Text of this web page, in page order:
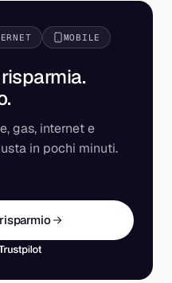
MOBILE
.
gas, internet e
in pochi minuti.